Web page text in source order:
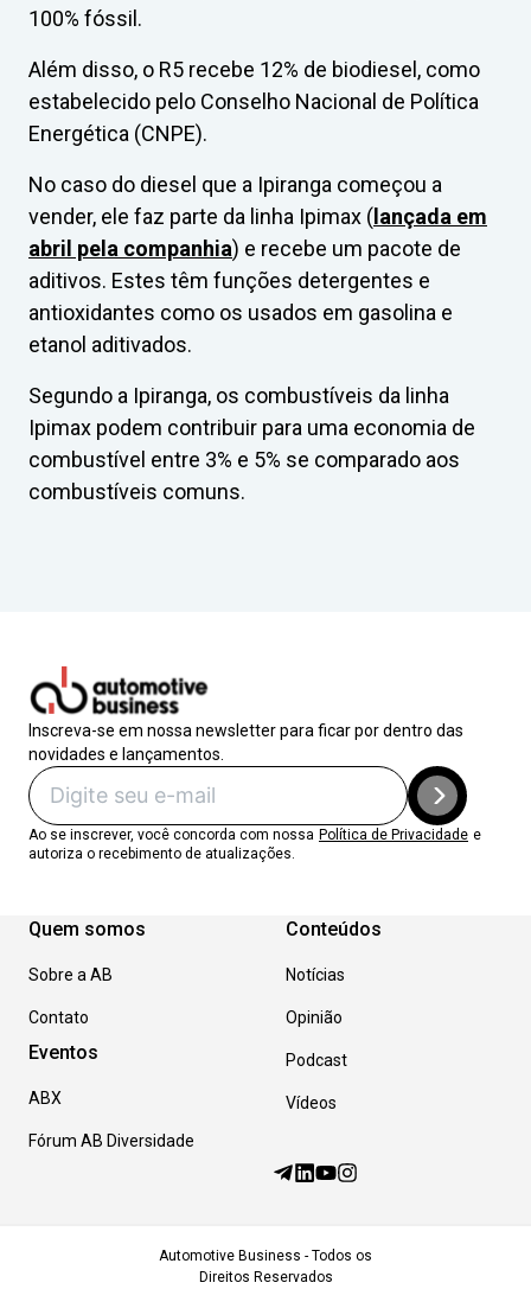
100% fóssil.
Além disso, o R5 recebe 12% de biodiesel, como
estabelecido pelo Conselho Nacional de Política
Energética (CNPE).
No caso do diesel que a Ipiranga começou a
vender, ele faz parte da linha Ipimax ( lançada em
abril pela companhia) e recebe um pacote de
aditivos. Estes têm funções detergentes e
antioxidantes como os usados em gasolina e
etanol aditivados.
Segundo a Ipiranga, os combustíveis da linha
Ipimax podem contribuir para uma economia de
combustível entre 3% e 5% se comparado aos
combustíveis comuns.
Inscreva-se em nossa newsletter para ficar por dentro das
novidades e lançamentos.
Ao se inscrever, você concorda com nossa Política de Privacidade e
autoriza o recebimento de atualizações.
Quem somos
Sobre a AB
Contato
Eventos
ABX
Fórum AB Diversidade
Conteúdos
Notícias
Opinião
Podcast
Vídeos
Automotive Business - Todos os
Direitos Reservados